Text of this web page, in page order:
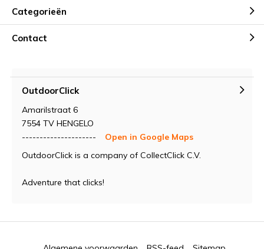
Categorieën
Contact
OutdoorClick
Amarilstraat 6
7554 TV HENGELO
---------------------
Open in Google Maps
OutdoorClick is a company of CollectClick C.V.
Adventure that clicks!